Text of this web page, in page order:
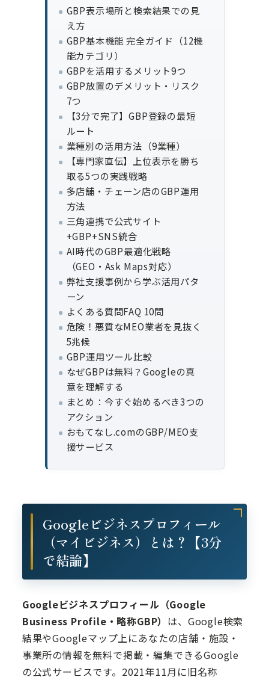
GBP表示場所と検索結果での見
え方
GBP基本機能 完全ガイド（12機
能カテゴリ）
GBPを活用するメリット9つ
GBP放置のデメリット・リスク
7つ
【3分で完了】GBP登録の最短
ルート
業種別の活用方法（9業種）
【専門家直伝】上位表示を勝ち
取る5つの実践戦略
多店舗・チェーン店のGBP運用
方法
三角連携で公式サイト
+GBP+SNS統合
AI時代のGBP最適化戦略
（GEO・Ask Maps対応）
弊社支援事例から学ぶ活用パタ
ーン
よくある質問FAQ 10問
危険！悪質なMEO業者を見抜く
5兆候
GBP運用ツール比較
なぜGBPは無料？Googleの真
意を理解する
まとめ：今すぐ始めるべき3つの
アクション
おもてなし.comのGBP/MEO支
援サービス
Googleビジネスプロフィール
（マイビジネス）とは？【3分
で結論】
Googleビジネスプロフィール（Google
Business Profile・略称GBP） は、Google検索
結果やGoogleマップ上にあなたの店舗・施設・
事業所の情報を無料で掲載・編集できるGoogle
の公式サービスです。2021年11月に旧名称